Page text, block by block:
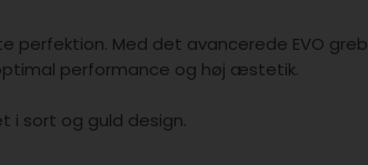
perfektion. Med det avancerede EVO greb
performance og høj æstetik.
i sort og guld design.